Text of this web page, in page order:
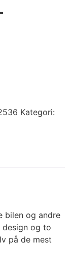
Kategori:
bilen og andre
og to
på de mest